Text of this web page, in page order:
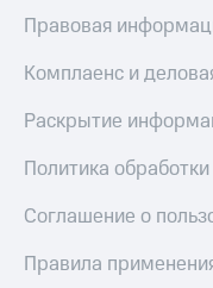
Правовая
Комплаенс и
Раскрытие
Политика
Соглашение о
Правила